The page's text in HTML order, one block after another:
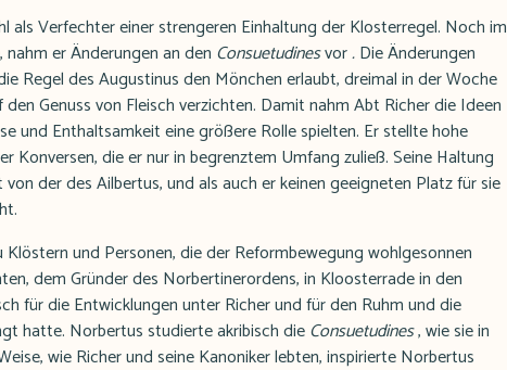
als Verfechter einer strengeren Einhaltung der Klosterregel. Noch im
er Änderungen an den Consuetudinesvor.Die Änderungen
Regel des Augustinus den Mönchen erlaubt, dreimal in der Woche
Genuss von Fleisch verzichten. Damit nahm Abt Richer die Ideen
und Enthaltsamkeit eine größere Rolle spielten. Er stellte hohe
Konversen, die er nur in begrenztem Umfang zuließ. Seine Haltung
der des Ailbertus, und als auch er keinen geeigneten Platz für sie
und Personen, die der Reformbewegung wohlgesonnen
dem Gründer des Norbertinerordens, in Kloosterrade in den
für die Entwicklungen unter Richer und für den Ruhm und die
hatte. Norbertus studierte akribisch dieConsuetudines, wie sie in
wie Richer und seine Kanoniker lebten, inspirierte Norbertus